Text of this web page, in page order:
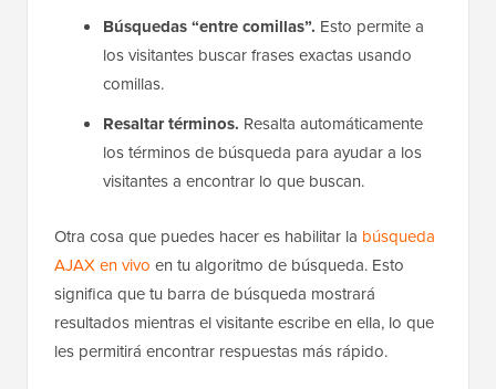
Búsquedas “entre comillas”. Esto permite a
los visitantes buscar frases exactas usando
comillas.
Resaltar términos. Resalta automáticamente
los términos de búsqueda para ayudar a los
visitantes a encontrar lo que buscan.
Otra cosa que puedes hacer es habilitar la búsqueda
AJAX en vivo en tu algoritmo de búsqueda. Esto
significa que tu barra de búsqueda mostrará
resultados mientras el visitante escribe en ella, lo que
les permitirá encontrar respuestas más rápido.